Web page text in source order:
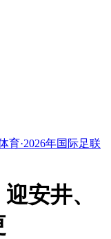
育·2026年国际足联
安井、